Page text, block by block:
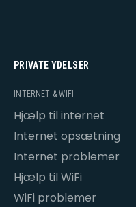
PRIVATE YDELSER
INTERNET & WIFI
Hjælp til internet
Internet opsætning
Internet problemer
Hjælp til WiFi
WiFi problemer